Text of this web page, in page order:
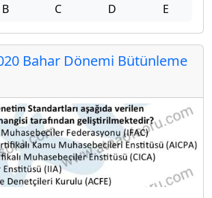
B C D E
Bahar Dönemi Bütünleme